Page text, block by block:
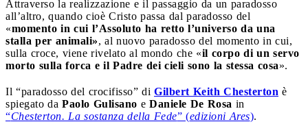
Attraverso la realizzazione e il passaggio da un paradosso
all’altro, quando cioè Cristo passa dal paradosso del
«momento in cui l’Assoluto ha retto l’universo da una
stalla per animali», al nuovo paradosso del momento in cui,
sulla croce, viene rivelato al mondo che «il corpo di un servo
morto sulla forca e il Padre dei cieli sono la stessa cosa».
Il “paradosso del crocifisso” di Gilbert Keith Chesterton è
spiegato da Paolo Gulisano e Daniele De Rosa in
“Chesterton. La sostanza della Fede” (edizioni Ares).